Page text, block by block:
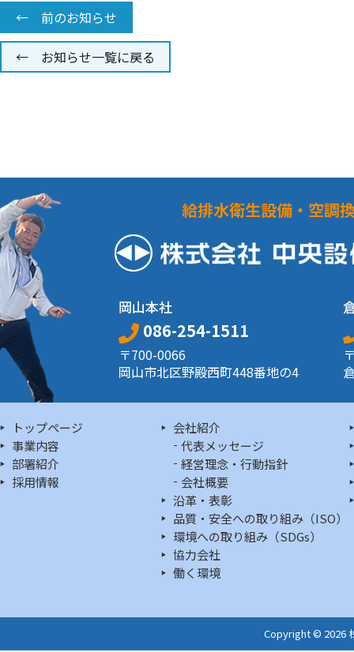
← 前のお知らせ
← お知らせ一覧に戻る
給排水衛生設備・空調
岡山本社
086-254-1511
〒700-0066
岡山市北区野殿西町448番地の4
トップページ
事業内容
部署紹介
採用情報
会社紹介
代表メッセージ
経営理念・行動指針
会社概要
沿革・表彰
品質・安全への取り組み（ISO）
環境への取り組み（SDGs）
協力会社
働く環境
Copyright © 2026